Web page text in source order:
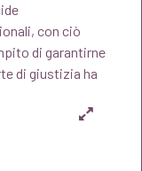
€19,00.
con ciò
di garantirne
di giustizia ha